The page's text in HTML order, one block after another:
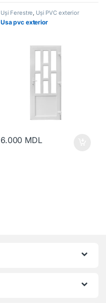
Uși Ferestre, Uși PVC exterior
Usa pvc exterior
6.000 MDL